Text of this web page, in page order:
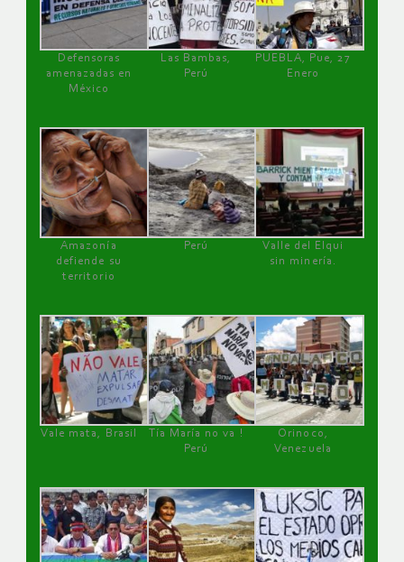
Defensoras
amenazadas en
México
Las Bambas,
Perú
PUEBLA, Pue, 27
Enero
Amazonía
defiende su
territorio
Perú
Valle del Elqui
sin minería.
Vale mata, Brasil
Tía María no va !
Perú
Orinoco,
Venezuela